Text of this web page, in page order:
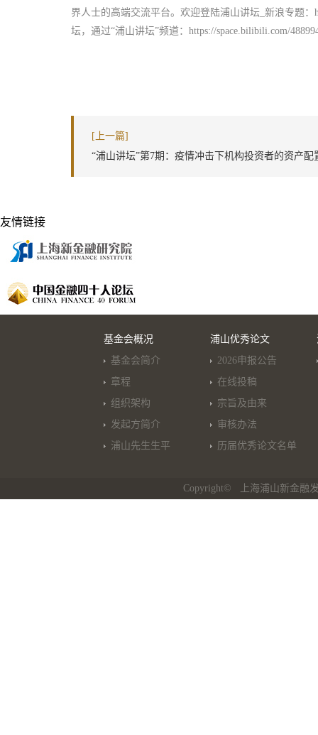
界人士的高端交流平台。欢迎登陆浦山讲坛_新浪专题：
坛，通过“浦山讲坛”频道：https://space.bilibili.com/
[上一篇]
“浦山讲坛”第7期：疫情冲击下机构投资者的资产配
友情链接
基金会概况
基金会简介
章程
组织架构
发起方简介
浦山先生生平
浦山优秀论文
2026申报公告
在线投稿
宗旨及由来
审核办法
历届优秀论文名单
Copyright© 上海浦山新金融